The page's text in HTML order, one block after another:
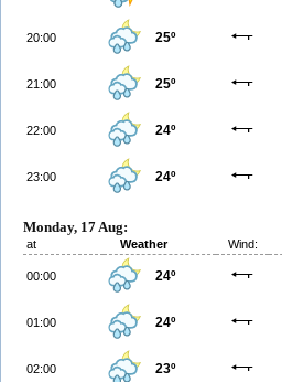
20:00 25º
21:00 25º
22:00 24º
23:00 24º
Monday, 17 Aug:
at Weather Wind:
00:00 24º
01:00 24º
02:00 23º